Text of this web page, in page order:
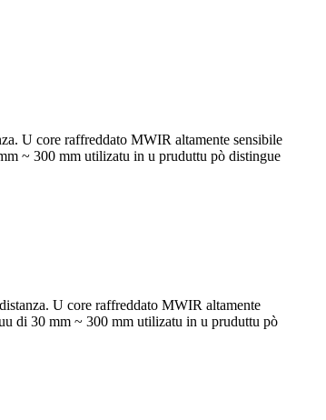
U core raffreddato MWIR altamente sensibile
~ 300 mm utilizatu in u pruduttu pò distingue
U core raffreddato MWIR altamente
di 30 mm ~ 300 mm utilizatu in u pruduttu pò